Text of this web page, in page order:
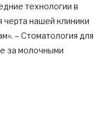
технологии в
черта нашей клиники
– Стоматология для
за молочными